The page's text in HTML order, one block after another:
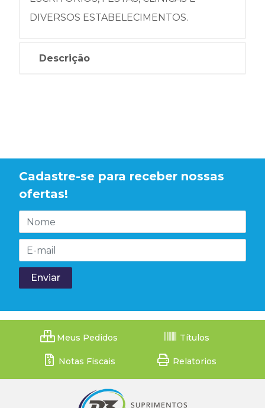
DIVERSOS ESTABELECIMENTOS.
Descrição
Cadastre-se para receber nossas
ofertas!
Meus Pedidos Títulos
Notas Fiscais Relatorios